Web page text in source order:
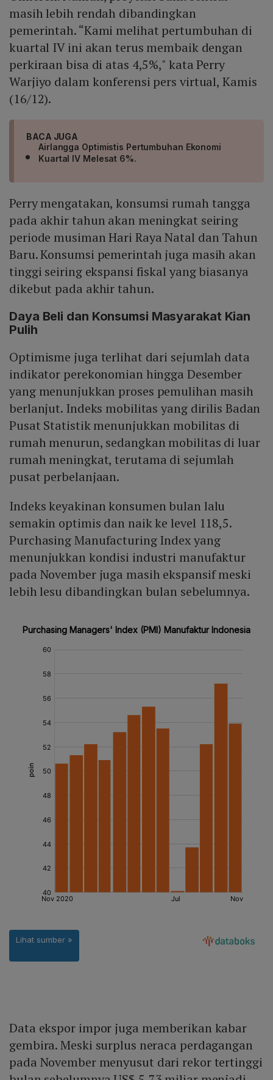
masih lebih rendah dibandingkan
pemerintah. “Kami melihat pertumbuhan di
kuartal IV ini akan terus membaik dengan
perkiraan bisa di atas 4,5%," kata Perry
Warjiyo dalam konferensi pers virtual, Kamis
(16/12).
BACA JUGA
Airlangga Optimistis Pertumbuhan Ekonomi
Kuartal IV Melesat 6%.
Perry mengatakan, konsumsi rumah tangga
pada akhir tahun akan meningkat seiring
periode musiman Hari Raya Natal dan Tahun
Baru. Konsumsi pemerintah juga masih akan
tinggi seiring ekspansi fiskal yang biasanya
dikebut pada akhir tahun.
Daya Beli dan Konsumsi Masyarakat Kian
Pulih
Optimisme juga terlihat dari sejumlah data
indikator perekonomian hingga Desember
yang menunjukkan proses pemulihan masih
berlanjut. Indeks mobilitas yang dirilis Badan
Pusat Statistik menunjukkan mobilitas di
rumah menurun, sedangkan mobilitas di luar
rumah meningkat, terutama di sejumlah
pusat perbelanjaan.
Indeks keyakinan konsumen bulan lalu
semakin optimis dan naik ke level 118,5.
Purchasing Manufacturing Index yang
menunjukkan kondisi industri manufaktur
pada November juga masih ekspansif meski
lebih lesu dibandingkan bulan sebelumnya.
Data ekspor impor juga memberikan kabar
gembira. Meski surplus neraca perdagangan
pada November menyusut dari rekor tertinggi